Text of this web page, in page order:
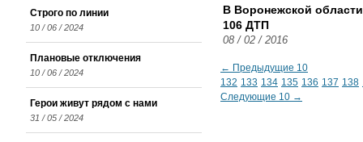
В Воронежской
106 ДТП
08 / 02 / 2016
← Предыдущие 10
132 133 134 135 136 137 138
Следующие 10 →
Строго по линии
10 / 06 / 2024
Плановые отключения
10 / 06 / 2024
Герои живут рядом с нами
31 / 05 / 2024